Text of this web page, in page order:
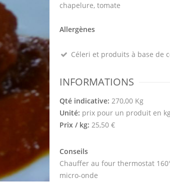
chapelure, tomate
Allergènes
Céleri et produits à base de
INFORMATIONS
Qté indicative: 270,00 Kg
Unité: prix pour un produit en
Prix / kg: 25,50 €
Conseils
Chauffer au four thermostat
micro-onde